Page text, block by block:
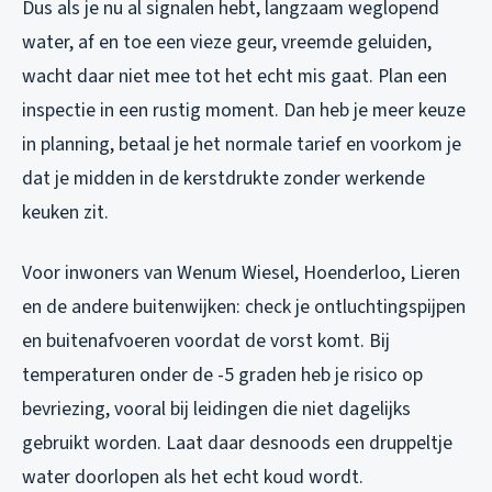
Dus als je nu al signalen hebt, langzaam weglopend
water, af en toe een vieze geur, vreemde geluiden,
wacht daar niet mee tot het echt mis gaat. Plan een
inspectie in een rustig moment. Dan heb je meer keuze
in planning, betaal je het normale tarief en voorkom je
dat je midden in de kerstdrukte zonder werkende
keuken zit.
Voor inwoners van Wenum Wiesel, Hoenderloo, Lieren
en de andere buitenwijken: check je ontluchtingspijpen
en buitenafvoeren voordat de vorst komt. Bij
temperaturen onder de -5 graden heb je risico op
bevriezing, vooral bij leidingen die niet dagelijks
gebruikt worden. Laat daar desnoods een druppeltje
water doorlopen als het echt koud wordt.